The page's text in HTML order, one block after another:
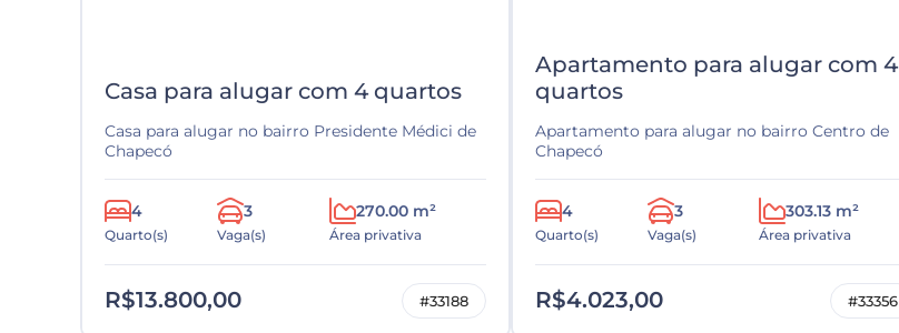
Casa para alugar com 4 quartos
Casa para alugar no bairro Presidente Médici de
Chapecó
4
Quarto(s)
3
Vaga(s)
270.00 m²
Área privativa
R$13.800,00 #33188
Apartamento para alugar com 4
quartos
Apartamento para alugar no bairro Centro de
Chapecó
4
Quarto(s)
3
Vaga(s)
303.13 m²
Área privativa
R$4.023,00 #33356